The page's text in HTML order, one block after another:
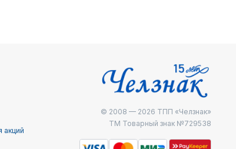
акций
© 2008 — 2026 ТПП «Челзнак»
ТМ Товарный знак №729538